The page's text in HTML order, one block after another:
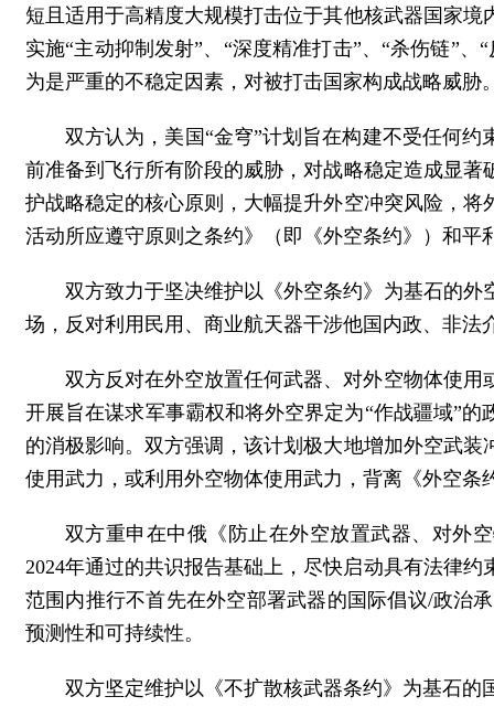
短且适用于高精度大规模打击位于其他核武器国家
实施“主动抑制发射”、“深度精准打击”、“杀伤链”
为是严重的不稳定因素，对被打击国家构成战略威
双方认为，美国“金穹”计划旨在构建不受任何
前准备到飞行所有阶段的威胁，对战略稳定造成显
护战略稳定的核心原则，大幅提升外空冲突风险，
活动所应遵守原则之条约》（即《外空条约》）和
双方致力于坚决维护以《外空条约》为基石的
场，反对利用民用、商业航天器干涉他国内政、非法
双方反对在外空放置任何武器、对外空物体使
开展旨在谋求军事霸权和将外空界定为“作战疆域”
的消极影响。双方强调，该计划极大地增加外空武
使用武力，或利用外空物体使用武力，背离《外空
双方重申在中俄《防止在外空放置武器、对外
2024年通过的共识报告基础上，尽快启动具有法律
范围内推行不首先在外空部署武器的国际倡议/政治
预测性和可持续性。
双方坚定维护以《不扩散核武器条约》为基石